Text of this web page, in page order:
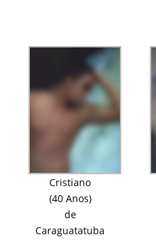
Cristiano
(40 Anos)
de
Caraguatatuba